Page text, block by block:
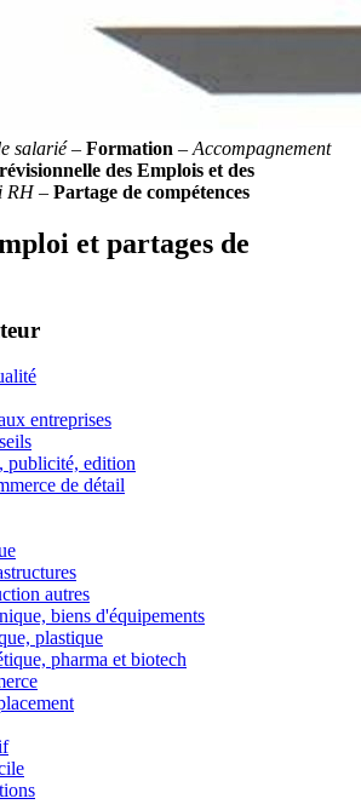
salarié– Formation – Accompagnement
des Emplois et des
RH– Partage de compétences
et partages de
entreprises
publicité, edition
de détail
autres
biens d'équipements
plastique
pharma et biotech